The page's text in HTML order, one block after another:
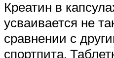
Креатин в
усваивается не
сравнении с
спортпита.